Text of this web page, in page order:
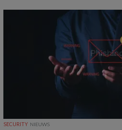
SECURITY NIEUWS